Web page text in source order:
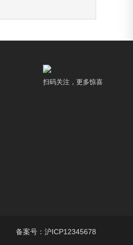
扫码关注，更多惊喜
备案号： 沪ICP12345678